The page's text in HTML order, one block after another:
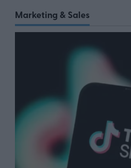
Marketing & Sales